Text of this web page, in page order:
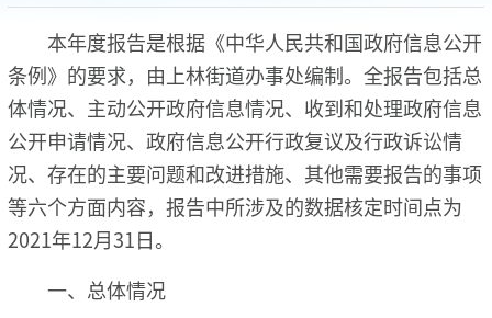
本年度报告是根据《中华人民共和国政府信息公开
条例》的要求，由上林街道办事处编制。全报告包括总
体情况、主动公开政府信息情况、收到和处理政府信息
公开申请情况、政府信息公开行政复议及行政诉讼情
况、存在的主要问题和改进措施、其他需要报告的事项
等六个方面内容，报告中所涉及的数据核定时间点为
2021年12月31日。
一、总体情况